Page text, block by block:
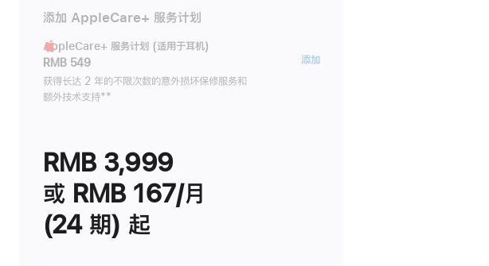
添加 AppleCare+ 服务计划
AppleCare+ 服务计划 (适用于耳机)
RMB 549
获得长达 2 年的不限次数的意外损坏保修服务和
额外技术支持脚
**
添加AppleCare+
RMB 3,999
或 RMB 167/月
(24 期) 起